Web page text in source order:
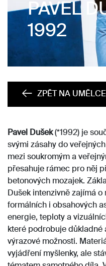
PAVEL
1992
ZPĚT NA UMĚLCE
Pavel Dušek(*1992) je
svými zásahy do
mezi soukromým a
přesahuje rámec pro něj
betonových mozajek.
Dušek intenzivně zajímá
formálních i obsahových
energie, teploty a
které podrobuje důkladné
výrazové možnosti.
vyjádření myšlenky, ale